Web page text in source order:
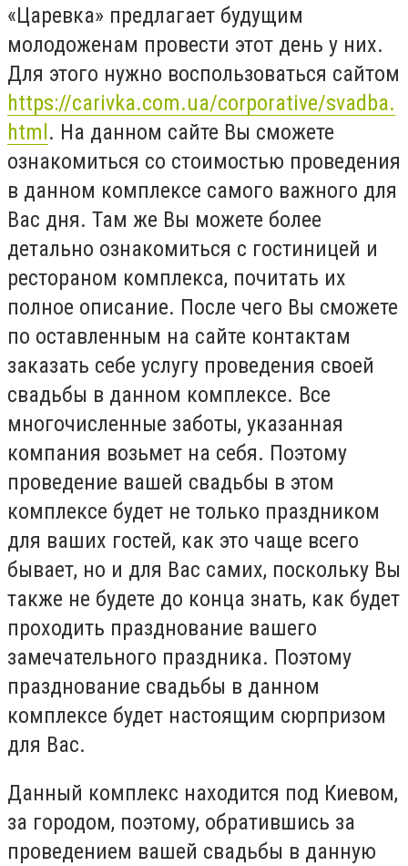
«Царевка» предлагает будущим
молодоженам провести этот день у них.
Для этого нужно воспользоваться сайтом
https://carivka.com.ua/corporative/svadba.
html. На данном сайте Вы сможете
ознакомиться со стоимостью проведения
в данном комплексе самого важного для
Вас дня. Там же Вы можете более
детально ознакомиться с гостиницей и
рестораном комплекса, почитать их
полное описание. После чего Вы сможете
по оставленным на сайте контактам
заказать себе услугу проведения своей
свадьбы в данном комплексе. Все
многочисленные заботы, указанная
компания возьмет на себя. Поэтому
проведение вашей свадьбы в этом
комплексе будет не только праздником
для ваших гостей, как это чаще всего
бывает, но и для Вас самих, поскольку Вы
также не будете до конца знать, как будет
проходить празднование вашего
замечательного праздника. Поэтому
празднование свадьбы в данном
комплексе будет настоящим сюрпризом
для Вас.
Данный комплекс находится под Киевом,
за городом, поэтому, обратившись за
проведением вашей свадьбы в данную